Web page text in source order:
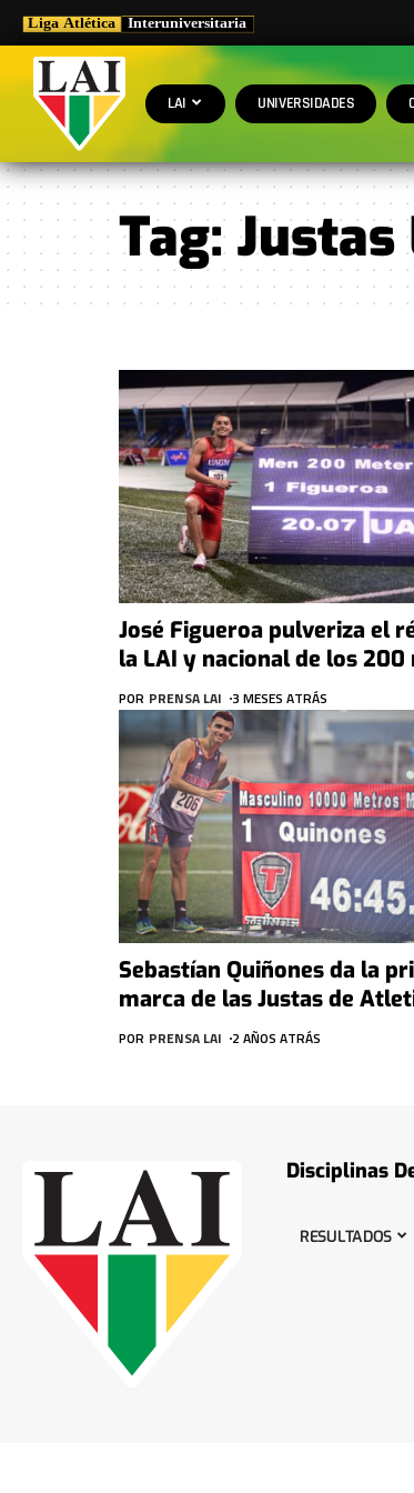
LAI UNIVERSIDADES
Tag:Justas
José Figueroa pulveriza el
la LAI y nacional de los
POR PRENSA LAI 3 MESES ATRÁS
Sebastían Quiñones da la
marca de las Justas de
POR PRENSA LAI 2 AÑOS ATRÁS
Disciplinas
RESULTADOS